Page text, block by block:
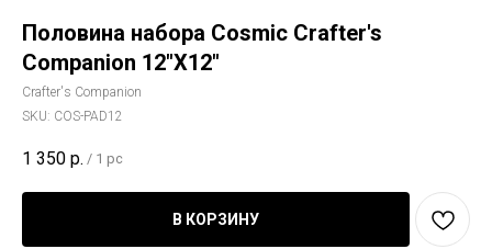
Половина набора Cosmic Crafter's
Companion 12"X12"
Crafter's Companion
SKU: COS-PAD12
1 350 р. / 1 pc
В КОРЗИНУ